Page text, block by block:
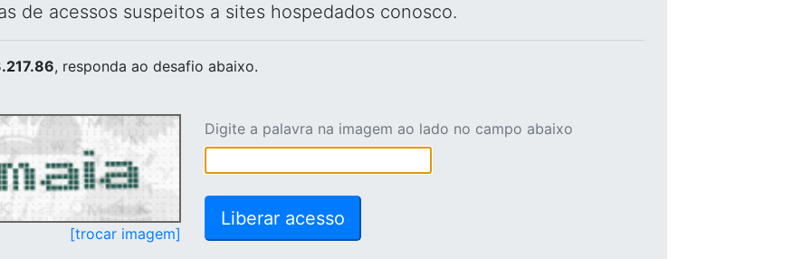
de acessos suspeitos a sites hospedados conosco.
, responda ao desafio abaixo.
[trocar imagem]
Digite a palavra na imagem ao lado no campo abaixo